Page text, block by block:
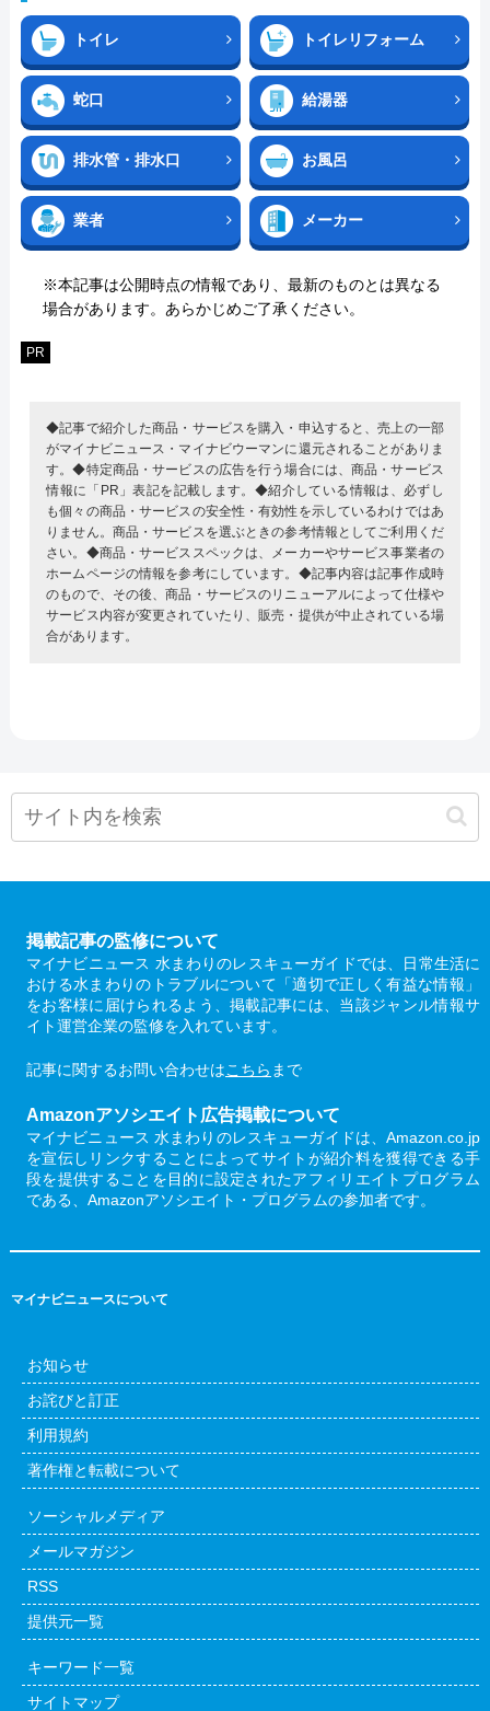
トイレ トイレリフォーム
蛇口 給湯器
排水管・排水口 お風呂
業者 メーカー
※本記事は公開時点の情報であり、最新のものとは異なる
場合があります。あらかじめご了承ください。
PR
◆記事で紹介した商品・サービスを購入・申込すると、売上の一部
がマイナビニュース・マイナビウーマンに還元されることがありま
す。◆特定商品・サービスの広告を行う場合には、商品・サービス
情報に「PR」表記を記載します。◆紹介している情報は、必ずし
も個々の商品・サービスの安全性・有効性を示しているわけではあ
りません。商品・サービスを選ぶときの参考情報としてご利用くだ
さい。◆商品・サービススペックは、メーカーやサービス事業者の
ホームページの情報を参考にしています。◆記事内容は記事作成時
のもので、その後、商品・サービスのリニューアルによって仕様や
サービス内容が変更されていたり、販売・提供が中止されている場
合があります。
掲載記事の監修について
マイナビニュース 水まわりのレスキューガイドでは、日常生活に
おける水まわりのトラブルについて「適切で正しく有益な情報」
をお客様に届けられるよう、掲載記事には、当該ジャンル情報サ
イト運営企業の監修を入れています。
記事に関するお問い合わせはこちら まで
Amazonアソシエイト広告掲載について
マイナビニュース 水まわりのレスキューガイドは、Amazon.co.jp
を宣伝しリンクすることによってサイトが紹介料を獲得できる手
段を提供することを目的に設定されたアフィリエイトプログラム
である、Amazonアソシエイト・プログラムの参加者です。
マイナビニュースについて
お知らせ
お詫びと訂正
利用規約
著作権と転載について
ソーシャルメディア
メールマガジン
RSS
提供元一覧
キーワード一覧
サイトマップ